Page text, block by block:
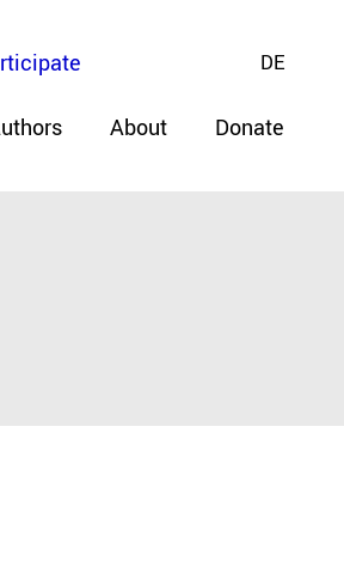
About Donate
DE